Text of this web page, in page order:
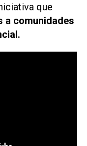
que
a comunidades